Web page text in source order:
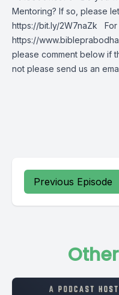
Mentoring? If so, please
https://bit.ly/2W7naZk For
https://
please comment below if
not please send us an
Previous Episode